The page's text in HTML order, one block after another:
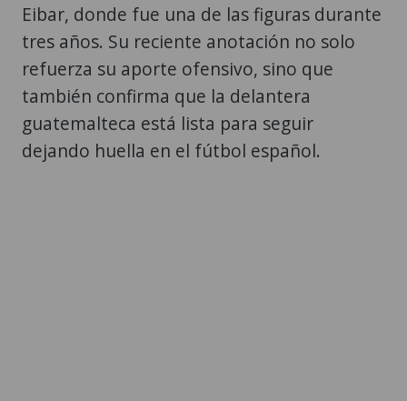
Eibar, donde fue una de las figuras durante
tres años. Su reciente anotación no solo
refuerza su aporte ofensivo, sino que
también confirma que la delantera
guatemalteca está lista para seguir
dejando huella en el fútbol español.